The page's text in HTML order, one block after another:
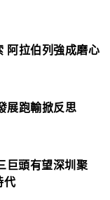
阿拉伯列強成磨心
展跑輸掀反思
巨頭有望深圳聚
代